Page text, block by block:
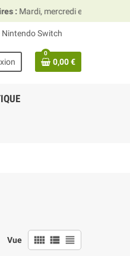
et vendredi 10h00–13h30
Nintendo Switch
0
0,00 €
Vue view_comfy view_list view_headline